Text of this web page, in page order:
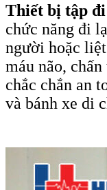
Thiết bị tập
chức năng đi
người hoặc
máu não,
chắc chắn an
và bánh xe di